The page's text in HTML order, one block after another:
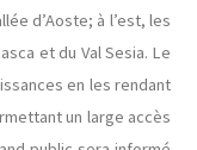
d’Aoste; à l’est, les
et du Val Sesia. Le
en les rendant
un large accès